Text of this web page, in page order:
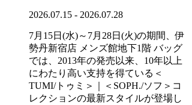
2026.07.15 - 2026.07.28
7月15日(水)～7月28日(火)の期間、伊
勢丹新宿店 メンズ館地下1階 バッグ
では、2013年の発売以来、10年以上
にわたり高い支持を得ている＜
TUMI/トゥミ＞｜＜SOPH./ソフ＞コ
レクションの最新スタイルが登場し